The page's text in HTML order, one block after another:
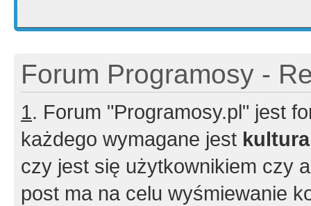
Forum Programosy -
1. Forum "Programosy.pl" jest
każdego wymagane jest
czy jest się użytkownikiem czy
post ma na celu wyśmiewanie